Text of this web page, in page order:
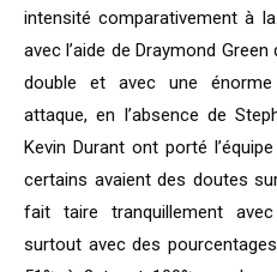
intensité comparativement à
avec l’aide de Draymond
double et avec une
attaque, en l’absence de
Kevin Durant ont porté
certains avaient des doutes
fait taire tranquillement
surtout avec des